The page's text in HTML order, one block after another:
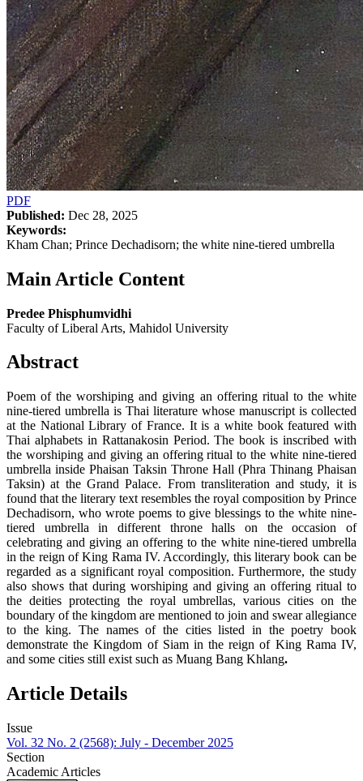
PDF
Published: Dec 28, 2025
Keywords:
Kham Chan; Prince Dechadisorn; the white nine-tiered umbrella
Main Article Content
Predee Phisphumvidhi
Faculty of Liberal Arts, Mahidol University
Abstract
Poem of the worshiping and giving an offering ritual to the white
nine-tiered umbrella is Thai literature whose manuscript is collected
at the National Library of France. It is a white book featured with
Thai alphabets in Rattanakosin Period. The book is inscribed with
the worshiping and giving an offering ritual to the white nine-tiered
umbrella inside Phaisan Taksin Throne Hall (Phra Thinang Phaisan
Taksin) at the Grand Palace. From transliteration and study, it is
found that the literary text resembles the royal composition by Prince
Dechadisorn, who wrote poems to give blessings to the white nine-
tiered umbrella in different throne halls on the occasion of
celebrating and giving an offering to the white nine-tiered umbrella
in the reign of King Rama IV. Accordingly, this literary book can be
regarded as a significant royal composition. Furthermore, the study
also shows that during worshiping and giving an offering ritual to
the deities protecting the royal umbrellas, various cities on the
boundary of the kingdom are mentioned to join and swear allegiance
to the king. The names of the cities listed in the poetry book
demonstrate the Kingdom of Siam in the reign of King Rama IV,
and some cities still exist such as Muang Bang Khlang.
Article Details
Issue
Vol. 32 No. 2 (2568): July - December 2025
Section
Academic Articles